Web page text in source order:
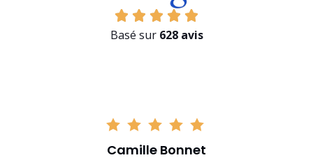
Basé sur 628 avis
Camille Bonnet